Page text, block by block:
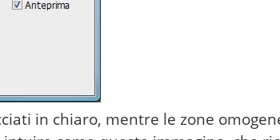
in chiaro, mentre le zone